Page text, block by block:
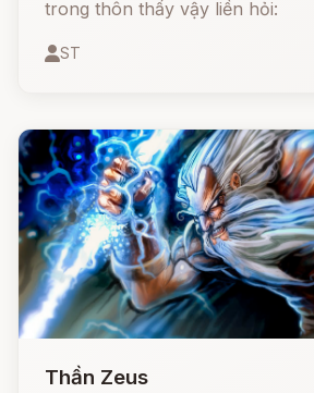
trong thôn thấy vậy liền hỏi:
ST
Thần Zeus